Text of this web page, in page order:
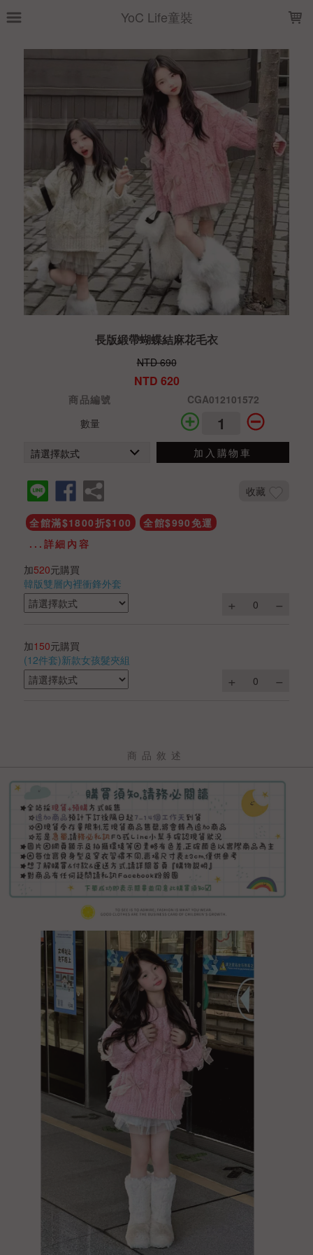
YoC Life童裝
長版緞帶蝴蝶結麻花毛衣
NTD 690
NTD 620
商品編號
CGA012101572
數量
加入購物車
收藏
全館滿$1800折$100
全館$990免運
...詳細內容
加520元購買
韓版雙層內裡衝鋒外套
加150元購買
(12件套)新款女孩髮夾組
商品敘述